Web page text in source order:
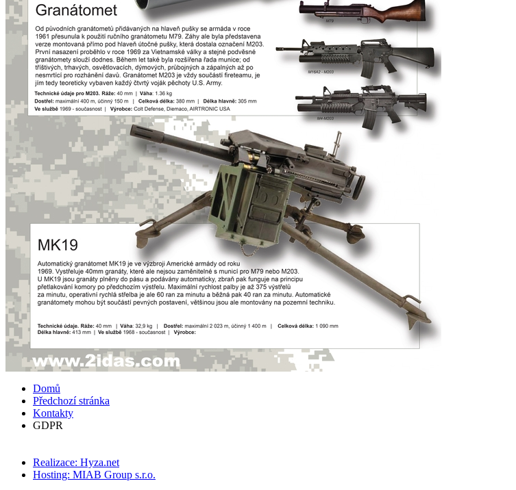
Domů
Předchozí stránka
Kontakty
GDPR
Realizace: Hyza.net
Hosting: MIAB Group s.r.o.